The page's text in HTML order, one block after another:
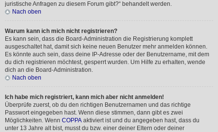
juristische Anfragen zu diesem Forum gibt?“ behandelt werden.
Nach oben
Warum kann ich mich nicht registrieren?
Es kann sein, dass die Board-Administration die Registrierung komplett
ausgeschaltet hat, damit sich keine neuen Benutzer mehr anmelden können.
Es könnte auch sein, dass deine IP-Adresse oder der Benutzername, mit dem
du dich registrieren möchtest, gesperrt wurden. Um Hilfe zu erhalten, wende
dich an die Board-Administration.
Nach oben
Ich habe mich registriert, kann mich aber nicht anmelden!
Überprüfe zuerst, ob du den richtigen Benutzernamen und das richtige
Passwort eingegeben hast. Wenn diese stimmen, dann gibt es zwei
Möglichkeiten. Wenn COPPA aktiviert ist und du angegeben hast, dass du
unter 13 Jahre alt bist, musst du bzw. einer deiner Eltern oder deiner